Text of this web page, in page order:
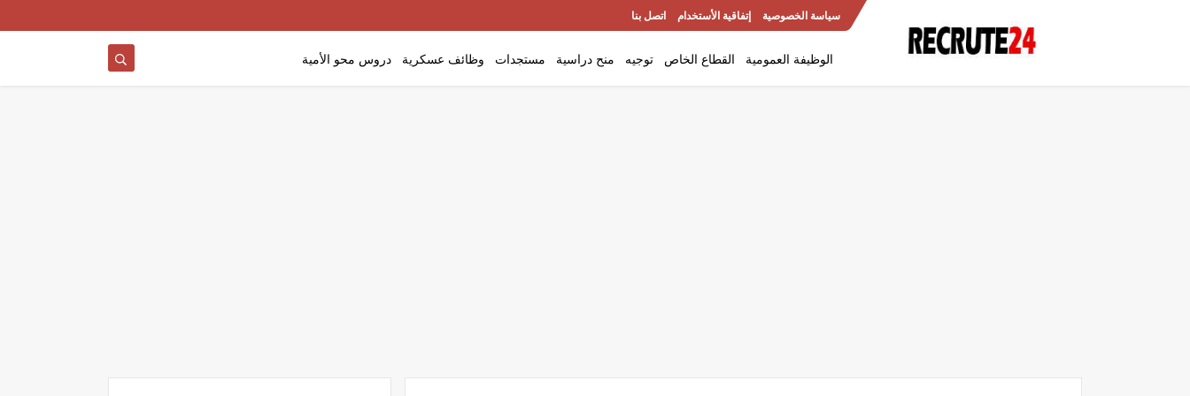
سياسة الخصوصية إتفاقية الأستخدام اتصل بنا
الوظيفة العمومية القطاع الخاص توجيه منح دراسية مستجدات وظائف عسكرية دروس محو الأمية